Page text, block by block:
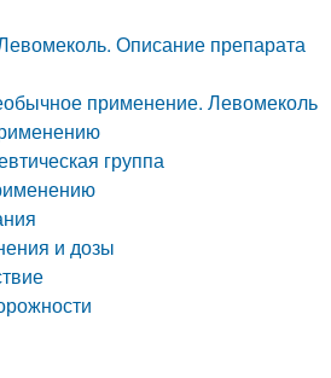
Описание препарата
применение. Левомеколь
группа
и дозы